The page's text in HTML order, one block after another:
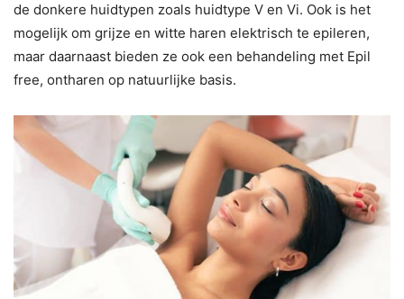
de donkere huidtypen zoals huidtype V en Vi. Ook is het
mogelijk om grijze en witte haren elektrisch te epileren,
maar daarnaast bieden ze ook een behandeling met Epil
free, ontharen op natuurlijke basis.